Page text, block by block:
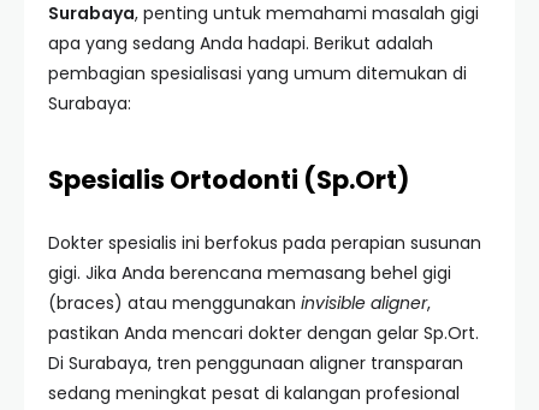
Surabaya, penting untuk memahami masalah gigi
apa yang sedang Anda hadapi. Berikut adalah
pembagian spesialisasi yang umum ditemukan di
Surabaya:
Spesialis Ortodonti (Sp.Ort)
Dokter spesialis ini berfokus pada perapian susunan
gigi. Jika Anda berencana memasang behel gigi
(braces) atau menggunakan invisible aligner,
pastikan Anda mencari dokter dengan gelar Sp.Ort.
Di Surabaya, tren penggunaan aligner transparan
sedang meningkat pesat di kalangan profesional